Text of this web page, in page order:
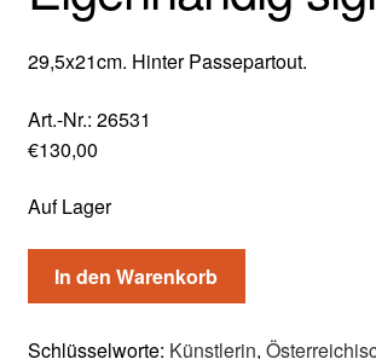
29,5x21cm. Hinter Passepartout.
Art.-Nr.: 26531
€130,00
Auf Lager
In den Warenkorb
Schlüsselworte: Künstlerin,